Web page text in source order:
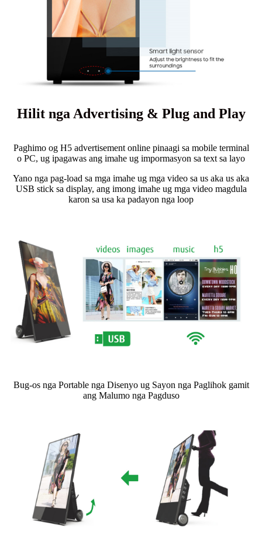
Hilit nga Advertising & Plug and Play
Paghimo og H5 advertisement online pinaagi sa mobile terminal
o PC, ug ipagawas ang imahe ug impormasyon sa text sa layo
Yano nga pag-load sa mga imahe ug mga video sa us aka us aka
USB stick sa display, ang imong imahe ug mga video magdula
karon sa usa ka padayon nga loop
Bug-os nga Portable nga Disenyo ug Sayon nga Paglihok gamit
ang Malumo nga Pagduso